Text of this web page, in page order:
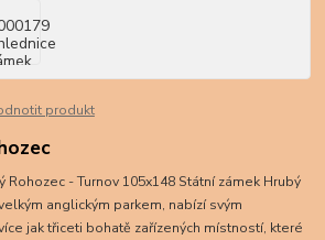
produkt
- Turnov 105x148 Státní zámek Hrubý
anglickým parkem, nabízí svým
jak třiceti bohatě zařízených místností, které